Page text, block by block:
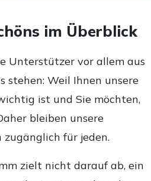
im Überblick
Unterstützer vor allem aus
stehen: Weil Ihnen unsere
ist und Sie möchten,
bleiben unsere
zugänglich für jeden.
zielt nicht darauf ab, ein